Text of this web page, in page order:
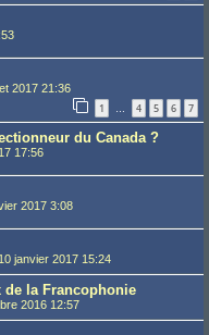
2017 21:36
1 … 4 5 6 7
du Canada ?
17:56
2017 3:08
10 janvier 2017 15:24
de la Francophonie
2016 12:57